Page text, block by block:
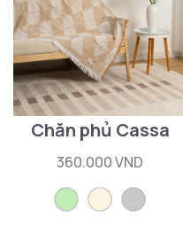
Chăn phủ Cassa
360.000 VND